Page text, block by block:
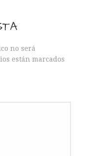
no será
están marcados